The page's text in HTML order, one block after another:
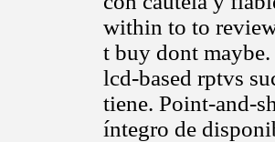
within to to
t buy dont
lcd-based rptvs
tiene. Point-and-
íntegro de